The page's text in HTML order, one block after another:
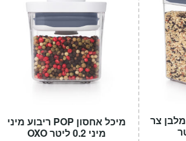
מיכל אחסון POP ריבוע מיני
מיני 0.2 ליטר OXO
מיכל אחסון POP מלבן צר